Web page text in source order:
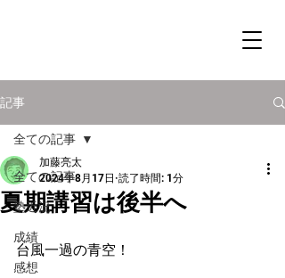
記事
全ての記事
塾近況
成績
感想
全ての記事
夏期講習は後半へ
加藤亮太
2024年8月17日 読了時間: 1分
台風一過の青空！